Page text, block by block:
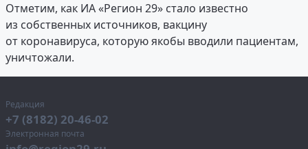
Отметим, как ИА «Регион 29» стало известно
из собственных источников, вакцину
от коронавируса, которую якобы вводили пациентам,
уничтожали.
Редакция
+7 (8182) 20-46-02
Электронная почта